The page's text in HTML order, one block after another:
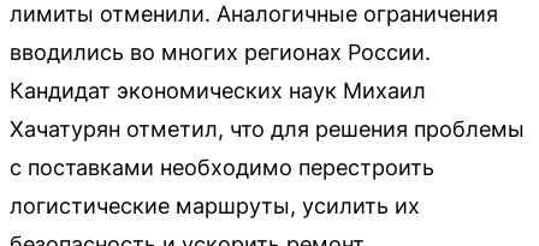
лимиты отменили. Аналогичные ограничения
вводились во многих регионах России.
Кандидат экономических наук Михаил
Хачатурян отметил, что для решения проблемы
с поставками необходимо перестроить
логистические маршруты, усилить их